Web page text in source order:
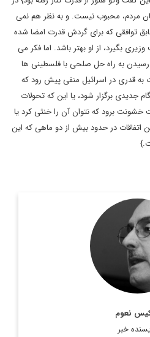
مردم، محبوب نیست. و به نظر هم نمی
توافقی که برای گردش قدرت امضا شده
بگیرد، از او بهتر باشد. اما فکر می
به راه حل صلحی با فلسطینی ها
به قدری در اسرائیل منفی پیش رود که
جدیدی برگزار شود، یا این که تحولات
برود که نتوان آن را خنثی کرد یا
اتفاقات در حدود بیش از دو ماهی که این
نعوم
خبر
نگار مشهور لبناني ويكي از ستون
استرالیا دریافت کرد. ...
بیشتر